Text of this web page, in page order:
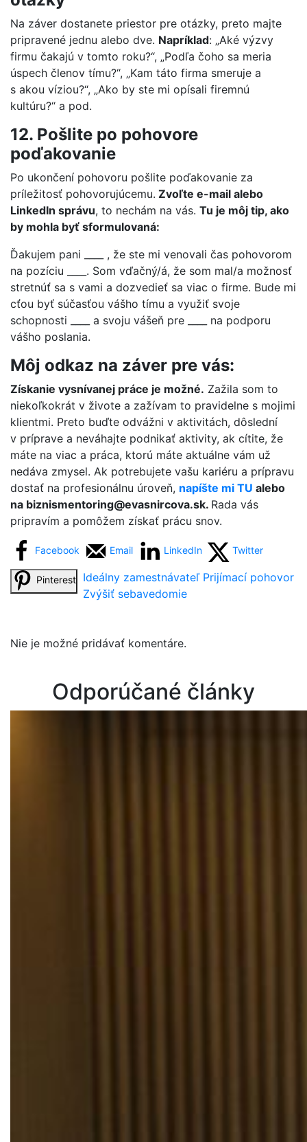
Na záver dostanete priestor pre otázky, preto majte
pripravené jednu alebo dve. Napríklad: „Aké výzvy
firmu čakajú v tomto roku?“, „Podľa čoho sa meria
úspech členov tímu?“, „Kam táto firma smeruje a
s akou víziou?“, „Ako by ste mi opísali firemnú
kultúru?“ a pod.
12. Pošlite po pohovore
poďakovanie
Po ukončení pohovoru pošlite poďakovanie za
príležitosť pohovorujúcemu. Zvoľte e-mail alebo
LinkedIn správu, to nechám na vás. Tu je môj tip, ako
by mohla byť sformulovaná:
Ďakujem pani ____ , že ste mi venovali čas pohovorom
na pozíciu ____. Som vďačný/á, že som mal/a možnosť
stretnúť sa s vami a dozvedieť sa viac o firme. Bude mi
cťou byť súčasťou vášho tímu a využiť svoje
schopnosti ____ a svoju vášeň pre ____ na podporu
vášho poslania.
Môj odkaz na záver pre vás:
Získanie vysnívanej práce je možné. Zažila som to
niekoľkokrát v živote a zažívam to pravidelne s mojimi
klientmi. Preto buďte odvážni v aktivitách, dôslední
v príprave a neváhajte podnikať aktivity, ak cítite, že
máte na viac a práca, ktorú máte aktuálne vám už
nedáva zmysel. Ak potrebujete vašu kariéru a prípravu
dostať na profesionálnu úroveň, napíšte mi TU alebo
na biznismentoring@evasnircova.sk. Rada vás
pripravím a pomôžem získať prácu snov.
Facebook Email LinkedIn Twitter
Pinterest Ideálny zamestnávateľ Prijímací pohovor
Zvýšiť sebavedomie
Nie je možné pridávať komentáre.
Odporúčané články